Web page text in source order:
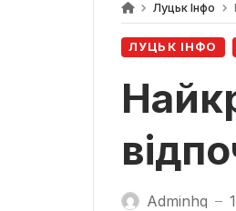
Луцьк Інфо
ЛУЦЬК ІНФО
Adminhq —